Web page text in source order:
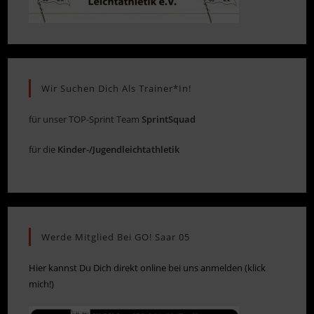
Wir Suchen Dich Als Trainer*in!
für unser TOP-Sprint Team SprintSquad
für die Kinder-/Jugendleichtathletik
Werde Mitglied Bei GO! Saar 05
Hier kannst Du Dich direkt online bei uns anmelden (klick
mich!)